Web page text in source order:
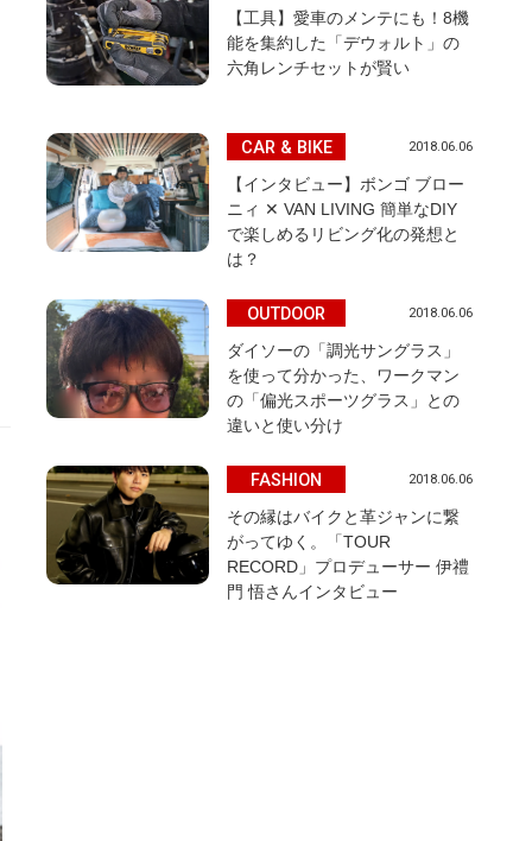
【工具】愛車のメンテにも！8機
能を集約した「デウォルト」の
六角レンチセットが賢い
CAR & BIKE 2018.06.06
【インタビュー】ボンゴ ブロー
ニィ ✕ VAN LIVING 簡単なDIY
で楽しめるリビング化の発想と
は？
OUTDOOR 2018.06.06
ダイソーの「調光サングラス」
を使って分かった、ワークマン
の「偏光スポーツグラス」との
違いと使い分け
FASHION 2018.06.06
その縁はバイクと革ジャンに繋
がってゆく。「TOUR
RECORD」プロデューサー 伊禮
門 悟さんインタビュー